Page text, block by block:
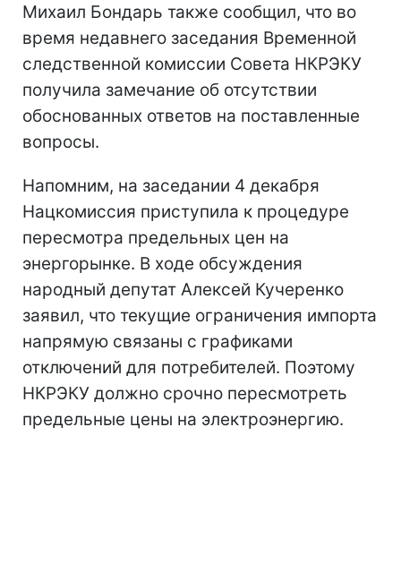
Михаил Бондарь также сообщил, что во
время недавнего заседания Временной
следственной комиссии Совета НКРЭКУ
получила замечание об отсутствии
обоснованных ответов на поставленные
вопросы.
Напомним, на заседании 4 декабря
Нацкомиссия приступила к процедуре
пересмотра предельных цен на
энергорынке. В ходе обсуждения
народный депутат Алексей Кучеренко
заявил, что текущие ограничения импорта
напрямую связаны с графиками
отключений для потребителей. Поэтому
НКРЭКУ должно срочно пересмотреть
предельные цены на электроэнергию.